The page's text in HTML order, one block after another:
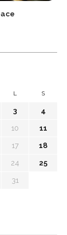
L S
3
4
10
11
17
18
24
25
31